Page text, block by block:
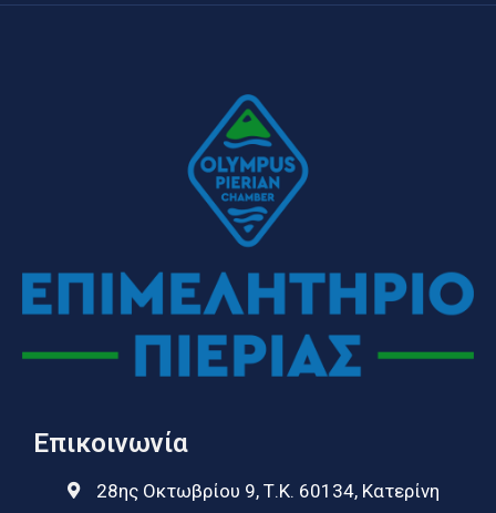
Επικοινωνία
28ης Οκτωβρίου 9, Τ.Κ. 60134, Κατερίνη